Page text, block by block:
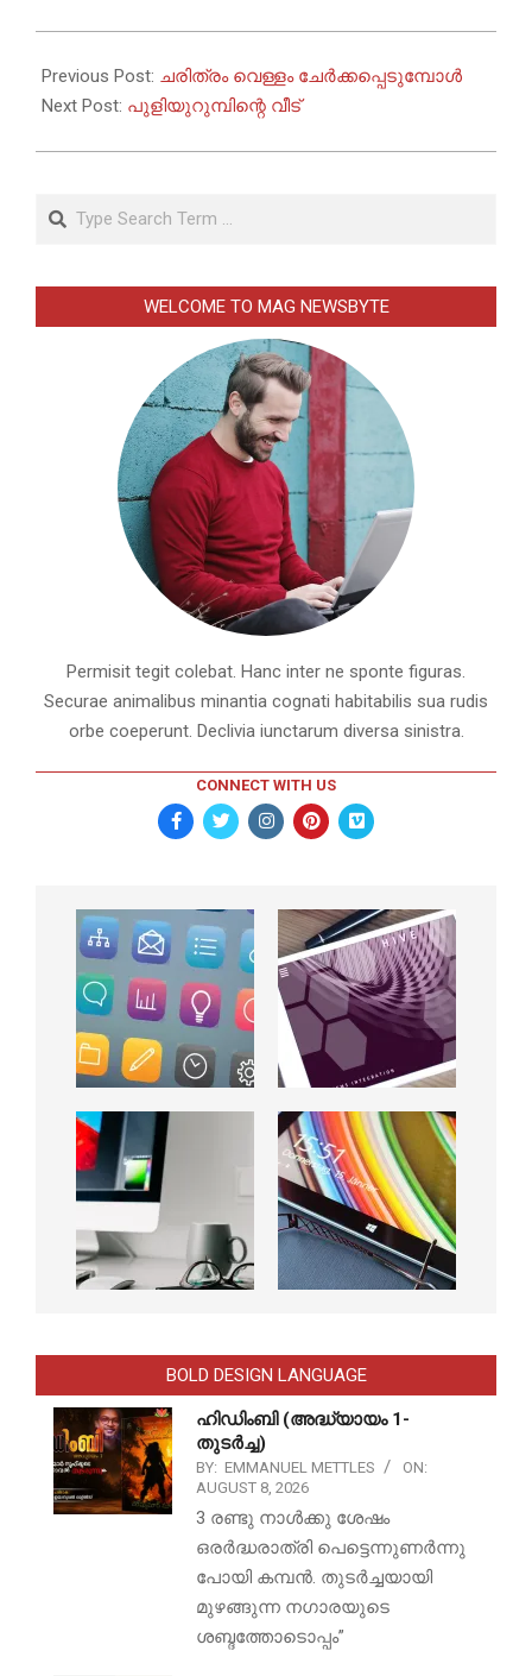
06-
08
Previous Post: ചരിത്രം വെള്ളം ചേർക്കപ്പെടുമ്പോൾ
Next Post: പുളിയുറുമ്പിന്റെ വീട്
Search
WELCOME TO MAG NEWSBYTE
Permisit tegit colebat. Hanc inter ne sponte figuras.
Securae animalibus minantia cognati habitabilis sua rudis
orbe coeperunt. Declivia iunctarum diversa sinistra.
CONNECT WITH US
BOLD DESIGN LANGUAGE
ഹിഡിംബി (അദ്ധ്യായം 1-
തുടർച്ച)
BY: EMMANUEL METTLES
ON:
AUGUST 8, 2026
3 രണ്ടു നാൾക്കു ശേഷം
ഒരർദ്ധരാത്രി പെട്ടെന്നുണർന്നു
പോയി കമ്പൻ. തുടർച്ചയായി
മുഴങ്ങുന്ന നഗാരയുടെ
ശബ്ദത്തോടൊപ്പം”